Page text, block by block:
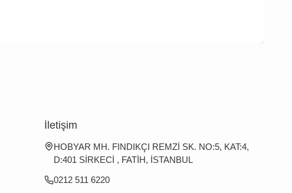
İletişim
HOBYAR MH. FINDIKÇI REMZİ SK. NO:5, KAT:4,
D:401 SİRKECİ , FATİH, İSTANBUL
0212 511 6220